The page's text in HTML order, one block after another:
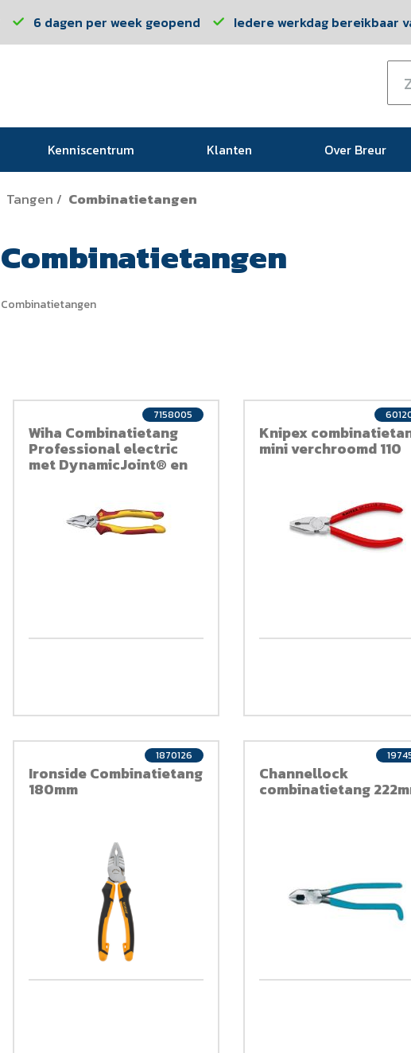
6 dagen per week geopend Iedere werkdag bereikbaar
Kenniscentrum Klanten Over Breur
Tangen / Combinatietangen
Combinatietangen
Combinatietangen
Wiha Combinatietang
Professional electric
met DynamicJoint® en
200mm
7158005
Knipex
mini verchroomd 110
Ironside Combinatietang
180mm
1870126
Channellock
combinatietang